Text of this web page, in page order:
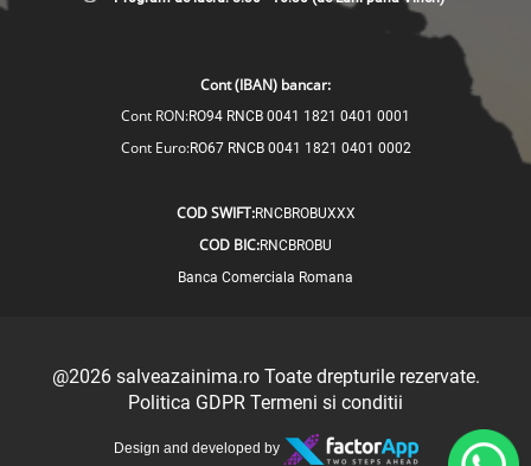
Cont (IBAN) bancar:
Cont RON:RO94 RNCB 0041 1821 0401 0001
Cont Euro:RO67 RNCB 0041 1821 0401 0002
COD SWIFT:RNCBROBUXXX
COD BIC:RNCBROBU
Banca Comerciala Romana
@2026 salveazainima.roToate drepturile rezervate.
Politica GDPR Termeni si conditii
Design and developed by